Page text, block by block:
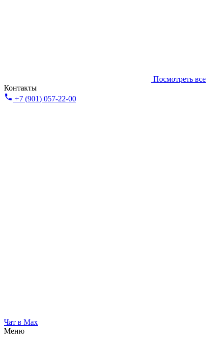
Посмотреть все
Контакты
+7 (901) 057-22-00
Чат в Max
Меню